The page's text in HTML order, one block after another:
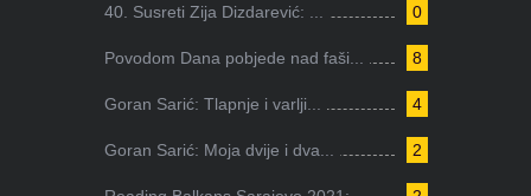
0
40. Susreti Zija Dizdarević: ...
8
Povodom Dana pobjede nad faši...
4
Goran Sarić: Tlapnje i varlji...
2
Goran Sarić: Moja dvije i dva...